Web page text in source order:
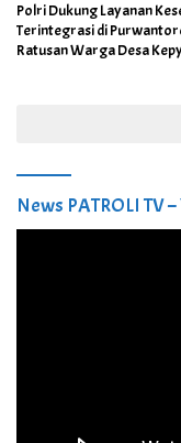
Polri Dukung Layanan
Terintegrasi di
Ratusan Warga Desa
News PATROLI TV